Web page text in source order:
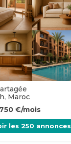
Maroc
750 €/mois
les 250 annonces